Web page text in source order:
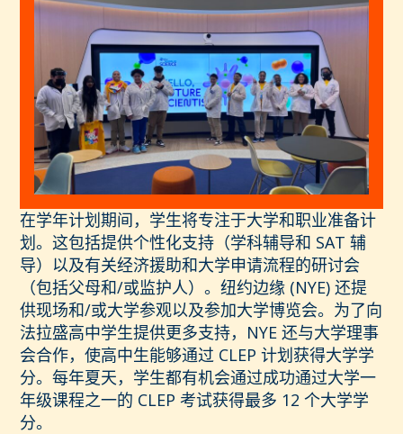
在学年计划期间，学生将专注于大学和职业准备计
划。这包括提供个性化支持（学科辅导和 SAT 辅
导）以及有关经济援助和大学申请流程的研讨会
（包括父母和/或监护人）。纽约边缘 (NYE) 还提
供现场和/或大学参观以及参加大学博览会。为了向
法拉盛高中学生提供更多支持，NYE 还与大学理事
会合作，使高中生能够通过 CLEP 计划获得大学学
分。每年夏天，学生都有机会通过成功通过大学一
年级课程之一的 CLEP 考试获得最多 12 个大学学
分。